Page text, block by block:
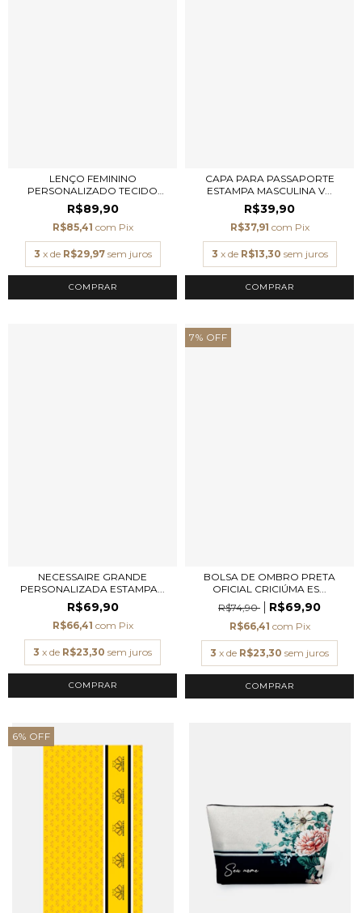
LENÇO FEMININO
PERSONALIZADO TECIDO
TOQU...
R$89,90
R$85,41 com Pix
3 x de R$29,97 sem juros
COMPRAR
CAPA PARA PASSAPORTE
ESTAMPA MASCULINA V...
R$39,90
R$37,91 com Pix
3 x de R$13,30 sem juros
NECESSAIRE GRANDE
PERSONALIZADA ESTAMPA...
R$69,90
R$66,41 com Pix
3 x de R$23,30 sem juros
COMPRAR
7% OFF
BOLSA DE OMBRO PRETA
OFICIAL CRICIÚMA ES...
R$74,90
R$69,90
R$66,41 com Pix
3 x de R$23,30 sem juros
6% OFF